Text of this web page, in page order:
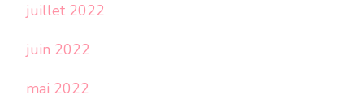
juillet 2022
juin 2022
mai 2022